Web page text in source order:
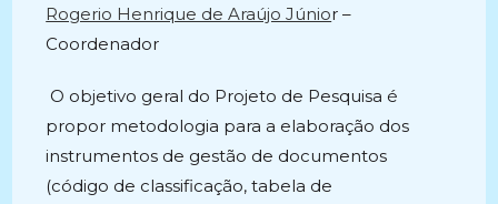
Rogerio Henrique de Araújo Júnior –
Coordenador
O objetivo geral do Projeto de Pesquisa é
propor metodologia para a elaboração dos
instrumentos de gestão de documentos
(código de classificação, tabela de